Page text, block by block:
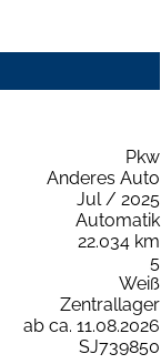
Pkw
Anderes Auto
Jul / 2025
Automatik
22.034 km
5
Weiß
Zentrallager
ab ca. 11.08.2026
SJ739850